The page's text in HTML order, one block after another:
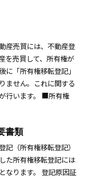
産売買には、不動産登
を売買して、所有権が
に「所有権移転登記」
ません。これに関する
行います。 ■所有権
書類
（所有権移転登記）
た所有権移転登記には
なります。 登記原因証